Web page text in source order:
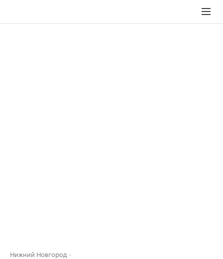
Нижний Новгород